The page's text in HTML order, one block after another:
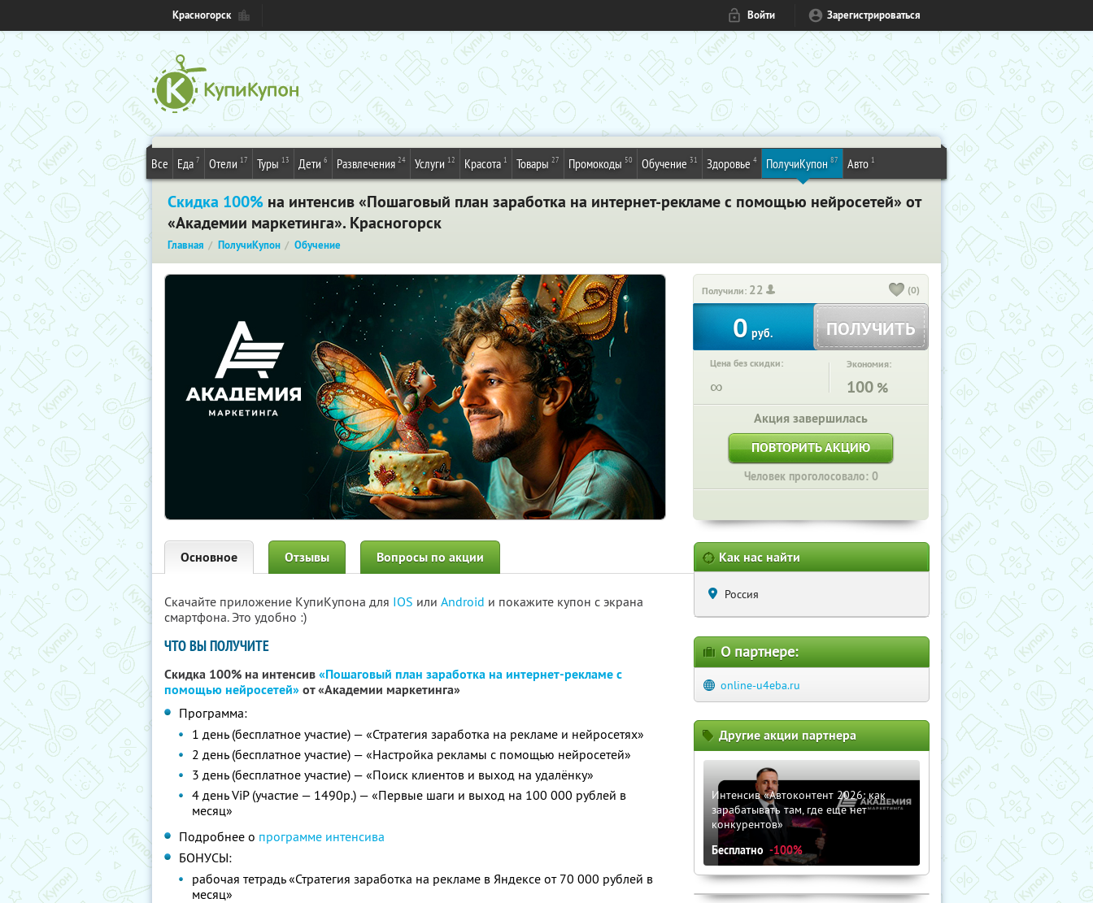
Красногорск Войти Зарегистрироваться
Все Еда 7 Отели 17 Туры 13 Дети 6 Развлечения 24 Услуги 12 Красота 1 Товары 27 Промокоды 50 Обучение 31 Здоровье 4 ПолучиКупон 87 Авто 1
Скидка 100% на интенсив «Пошаговый план заработка на интернет-рекламе с помощью нейросетей» от
«Академии маркетинга». Красногорск
Главная ПолучиКупон Обучение
Получили: 22 (0)
0 руб. ПОЛУЧИТЬ
Цена без скидки:
∞
Экономия:
100 %
Акция завершилась
ПОВТОРИТЬ АКЦИЮ
Человек проголосовало: 0
Основное Отзывы Вопросы по акции
Скачайте приложение КупиКупона для IOS или Android и покажите купон с экрана
смартфона. Это удобно :)
ЧТО ВЫ ПОЛУЧИТЕ
Скидка 100% на интенсив«Пошаговый план заработка на интернет-рекламе с
помощью нейросетей»от «Академии маркетинга»
Программа:
1 день (бесплатное участие) — «Стратегия заработка на рекламе и нейросетях»
2 день (бесплатное участие) — «Настройка рекламы с помощью нейросетей»
3 день (бесплатное участие) — «Поиск клиентов и выход на удалёнку»
4 день ViP (участие — 1490р.) — «Первые шаги и выход на 100 000 рублей в
месяц»
Подробнее о программе интенсива
БОНУСЫ:
рабочая тетрадь «Стратегия заработка на рекламе в Яндексе от 70 000 рублей в
месяц»
Как нас найти
Россия
О партнере:
online-u4eba.ru
Другие акции партнера
Интенсив «Автоконтент 2026: как
зарабатывать там, где еще нет
конкурентов»
Бесплатно -100%